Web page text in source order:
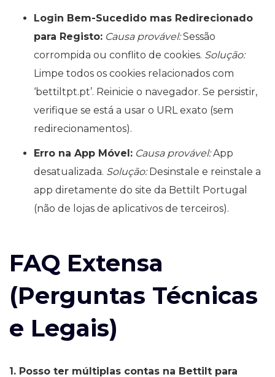
Login Bem-Sucedido mas Redirecionado
para Registo: Causa provável:Sessão
corrompida ou conflito de cookies. Solução:
Limpe todos os cookies relacionados com
‘bettiltpt.pt’. Reinicie o navegador. Se persistir,
verifique se está a usar o URL exato (sem
redirecionamentos).
Erro na App Móvel: Causa provável:App
desatualizada. Solução:Desinstale e reinstale a
app diretamente do site da Bettilt Portugal
(não de lojas de aplicativos de terceiros).
FAQ Extensa
(Perguntas Técnicas
e Legais)
1. Posso ter múltiplas contas na Bettilt para